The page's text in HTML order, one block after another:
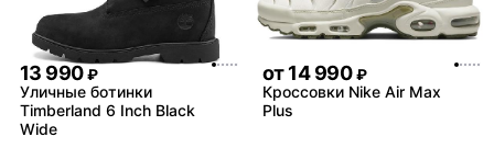
13 990 ₽
Уличные ботинки
Timberland 6 Inch Black
Wide
от14 990 ₽
Кроссовки Nike Air Max
Plus